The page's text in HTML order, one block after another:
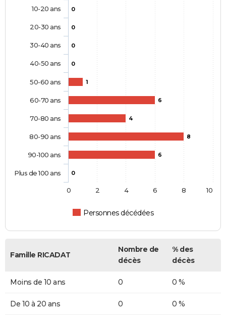
0
0
0
0
1
6
4
8
6
0
Personnes décédées
10-20 ans
20-30 ans
30-40 ans
40-50 ans
50-60 ans
60-70 ans
70-80 ans
80-90 ans
90-100 ans
Plus de 100 ans
0 2 4 6 8 10
Famille RICADAT
Nombre de
décès
% des
décès
Moins de 10 ans 0 0 %
De 10 à 20 ans 0 0 %